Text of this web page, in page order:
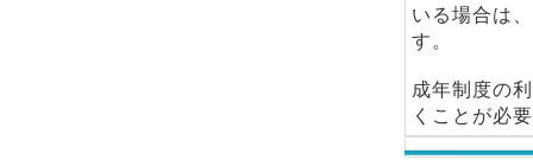
いる場合は
す。
成年制度の
くことが必